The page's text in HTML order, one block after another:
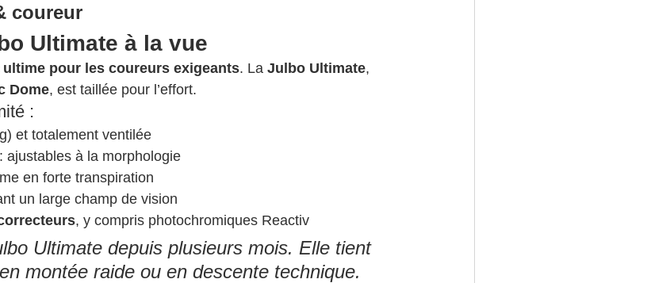
coureur
Ultimate à la vue
ultime pour les coureurs exigeants. La Julbo Ultimate,
Dome, est taillée pour l’effort.
:
et totalement ventilée
: ajustables à la morphologie
en forte transpiration
un large champ de vision
, y compris photochromiques Reactiv
Ultimate depuis plusieurs mois. Elle tient
montée raide ou en descente technique.